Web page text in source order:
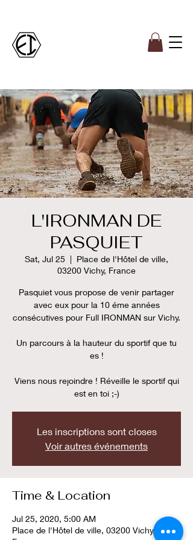
L'IRONMAN DE
PASQUIET
Sat, Jul 25
  |
Place de l'Hôtel de ville,
03200 Vichy, France
Pasquiet vous propose de venir partager
avec eux pour la 10 éme années
consécutives pour Full IRONMAN sur Vichy.
Un parcours à la hauteur du sportif que tu
es !
Viens nous rejoindre ! Réveille le sportif qui
est en toi ;-)
Les inscriptions sont closes
Voir autres événements
Time & Location
Jul 25, 2020, 5:00 AM
Place de l'Hôtel de ville, 03200 Vichy,